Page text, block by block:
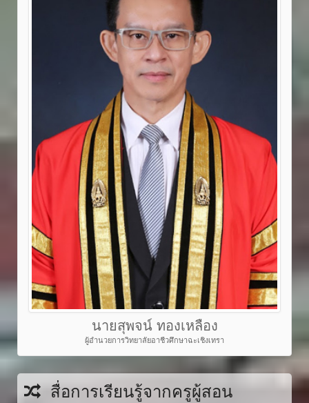
นายสุพจน์ ทองเหลือง
ผู้อำนวยการวิทยาลัยอาชีวศึกษาฉะเชิงเทรา
สื่อการเรียนรู้จากครูผู้สอน